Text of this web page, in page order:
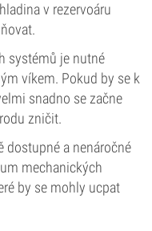
v rezervoáru
systémů je nutné
víkem. Pokud by se k
snadno se začne
zničit.
dostupné a nenáročné
mechanických
by se mohly ucpat